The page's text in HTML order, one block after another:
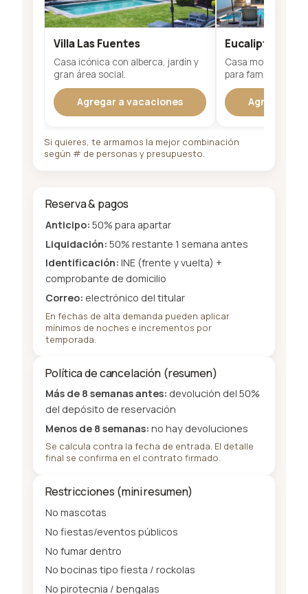
Villa Las Fuentes
Casa icónica con alberca, jardín y
gran área social.
Agregar a vacaciones
Eucalipto 26
Casa moderna y
para familias.
Agregar a
Si quieres, te armamos la mejor combinación
según # de personas y presupuesto.
Reserva & pagos
Anticipo: 50% para apartar
Liquidación: 50% restante 1 semana antes
Identificación: INE (frente y vuelta) +
comprobante de domicilio
Correo: electrónico del titular
En fechas de alta demanda pueden aplicar
mínimos de noches e incrementos por
temporada.
Política de cancelación (resumen)
Más de 8 semanas antes: devolución del 50%
del depósito de reservación
Menos de 8 semanas: no hay devoluciones
Se calcula contra la fecha de entrada. El detalle
final se confirma en el contrato firmado.
Restricciones (mini resumen)
No mascotas
No fiestas/eventos públicos
No fumar dentro
No bocinas tipo fiesta / rockolas
No pirotecnia / bengalas